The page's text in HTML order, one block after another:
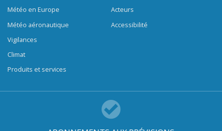
Météo en Europe
Météo aéronautique
Vigilances
Climat
Produits et services
Acteurs
Accessibilité